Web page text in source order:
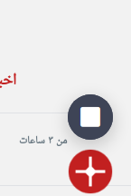
من ٣ ساعات